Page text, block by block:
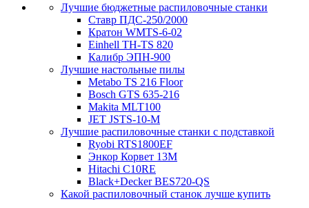
Лучшие бюджетные распиловочные станки
Ставр ПДС-250/2000
Кратон WMTS-6-02
Einhell TH-TS 820
Калибр ЭПН-900
Лучшие настольные пилы
Metabo TS 216 Floor
Bosch GTS 635-216
Makita MLT100
JET JSTS-10-M
Лучшие распиловочные станки с подставкой
Ryobi RTS1800EF
Энкор Корвет 13М
Hitachi C10RE
Black+Decker BES720-QS
Какой распиловочный станок лучше купить